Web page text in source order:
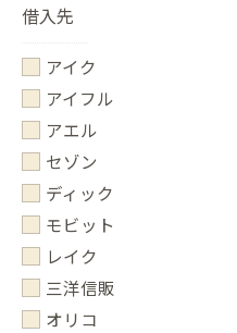
アイク
アイフル
アエル
セゾン
ディック
モビット
レイク
三洋信販
オリコ